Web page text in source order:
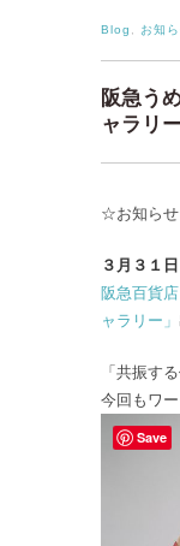
Blog お知
阪急う
ャラリー
☆お知ら
３月３１
阪急百貨
ャラリー」
「共振す
今回もワ
Save